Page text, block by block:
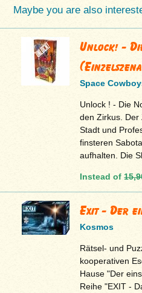
Maybe you are also
Unlock! -
Space
Unlock ! - Die
den Zirkus. Der
Stadt und
finsteren
aufhalten. Die
Instead of
Exit - Der
Kosmos
Rätsel- und
kooperativen
Hause "Der
Reihe "EXIT -